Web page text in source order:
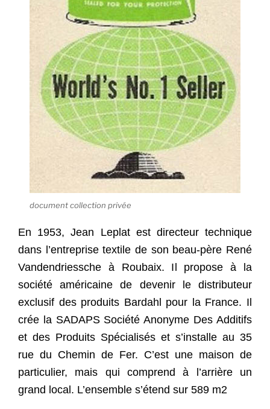
document collection privée
En 1953, Jean Leplat est directeur technique
dans l’entreprise textile de son beau-père René
Vandendriessche à Roubaix. Il propose à la
société américaine de devenir le distributeur
exclusif des produits Bardahl pour la France. Il
crée la SADAPS Société Anonyme Des Additifs
et des Produits Spécialisés et s’installe au 35
rue du Chemin de Fer. C’est une maison de
particulier, mais qui comprend à l’arrière un
grand local. L’ensemble s’étend sur 589 m2